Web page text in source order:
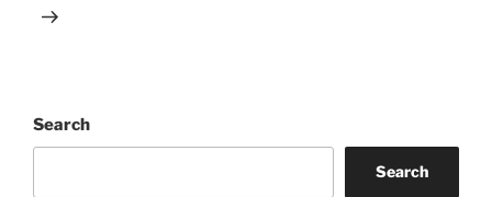
Search
Search